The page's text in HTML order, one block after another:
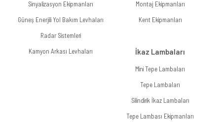
Sinyalizasyon Ekipmanları
Güneş Enerjili Yol Bakım Levhaları
Radar Sistemleri
Kamyon Arkası Levhaları
Montaj Ekipmanları
Kent Ekipmanları
İkaz Lambaları
Mini Tepe Lambaları
Tepe Lambaları
Silindirik İkaz Lambaları
Tepe Lambası Ekipmanları